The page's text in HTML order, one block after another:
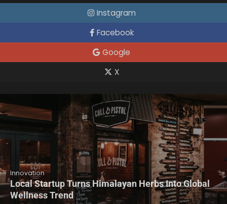
Instagram
Facebook
Google
X
Innovation
Local Startup Turns Himalayan Herbs Into Global
Wellness Trend